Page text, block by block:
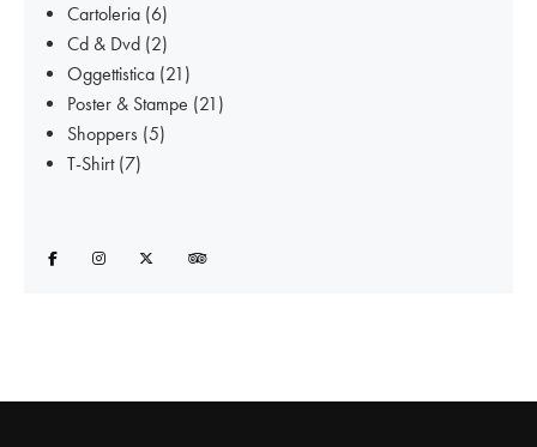
Cartoleria (6)
Cd & Dvd (2)
Oggettistica (21)
Poster & Stampe (21)
Shoppers (5)
T-Shirt (7)